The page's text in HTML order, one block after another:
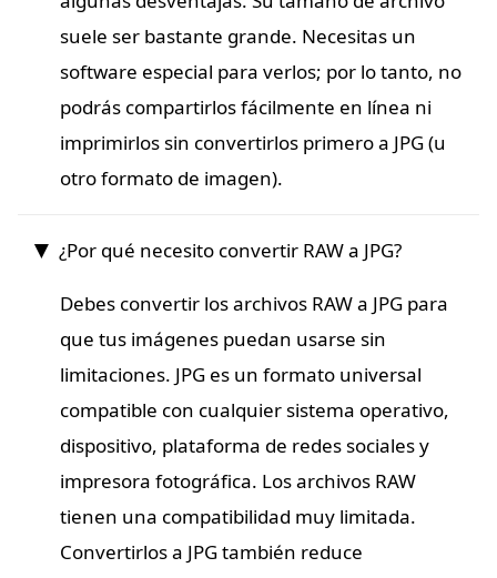
suele ser bastante grande. Necesitas un
software especial para verlos; por lo tanto, no
podrás compartirlos fácilmente en línea ni
imprimirlos sin convertirlos primero a JPG (u
otro formato de imagen).
¿Por qué necesito convertir RAW a JPG?
Debes convertir los archivos RAW a JPG para
que tus imágenes puedan usarse sin
limitaciones. JPG es un formato universal
compatible con cualquier sistema operativo,
dispositivo, plataforma de redes sociales y
impresora fotográfica. Los archivos RAW
tienen una compatibilidad muy limitada.
Convertirlos a JPG también reduce